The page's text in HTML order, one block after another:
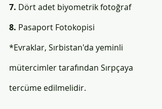
7. Dört adet biyometrik fotoğraf
8. Pasaport Fotokopisi
*Evraklar, Sırbistan'da yeminli
mütercimler tarafından Sırpçaya
tercüme edilmelidir.